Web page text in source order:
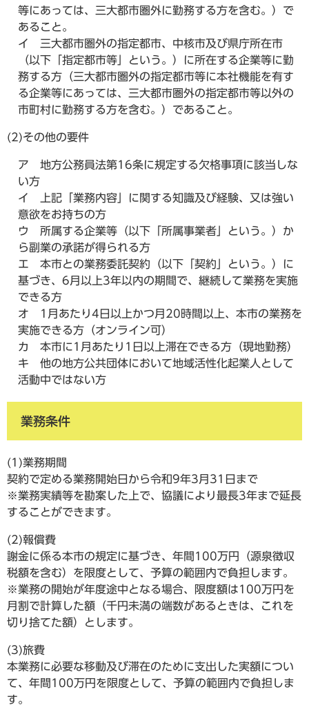
等にあっては、三大都市圏外に勤務する方を含む。）で
あること。
イ 三大都市圏外の指定都市、中核市及び県庁所在市
（以下「指定都市等」という。）に所在する企業等に勤
務する方（三大都市圏外の指定都市等に本社機能を有す
る企業等にあっては、三大都市圏外の指定都市等以外の
市町村に勤務する方を含む。）であること。
(2)その他の要件
ア 地方公務員法第16条に規定する欠格事項に該当しな
い方
イ 上記「業務内容」に関する知識及び経験、又は強い
意欲をお持ちの方
ウ 所属する企業等（以下「所属事業者」という。）か
ら副業の承諾が得られる方
エ 本市との業務委託契約（以下「契約」という。）に
基づき、6月以上3年以内の期間で、継続して業務を実施
できる方
オ 1月あたり4日以上かつ月20時間以上、本市の業務を
実施できる方（オンライン可）
カ 本市に1月あたり1日以上滞在できる方（現地勤務）
キ 他の地方公共団体において地域活性化起業人として
活動中ではない方​
業務条件
(1)業務期間
契約で定める業務開始日から令和9年3月31日まで
※業務実績等を勘案した上で、協議により最長3年まで延長
することができます。
(2)報償費
謝金に係る本市の規定に基づき、年間100万円（源泉徴収
税額を含む）を限度として、予算の範囲内で負担します。
※業務の開始が年度途中となる場合、限度額は100万円を
月割で計算した額（千円未満の端数があるときは、これを
切り捨てた額）とします。
(3)旅費
本業務に必要な移動及び滞在のために支出した実額につい
て、年間100万円を限度として、予算の範囲内で負担しま
す。